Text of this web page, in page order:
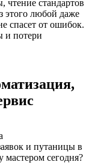
чтение стандартов
этого любой даже
спасет от ошибок.
и потери
и путаницы в
сегодня?